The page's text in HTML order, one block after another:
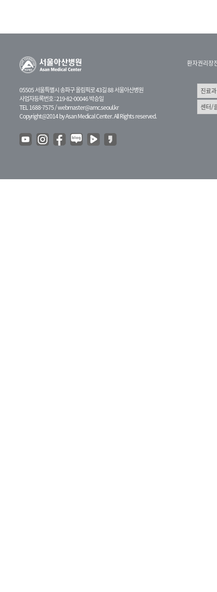
05505 서울특별시 송파구 올림픽로 43길 88 서울아산병원
사업자등록번호 : 219-82-00046 박승일
TEL 1688-7575 /webmaster@amc.seoul.kr
Copyright@2014 by Asan Medical Center. All Rights reserved.
환자권리장